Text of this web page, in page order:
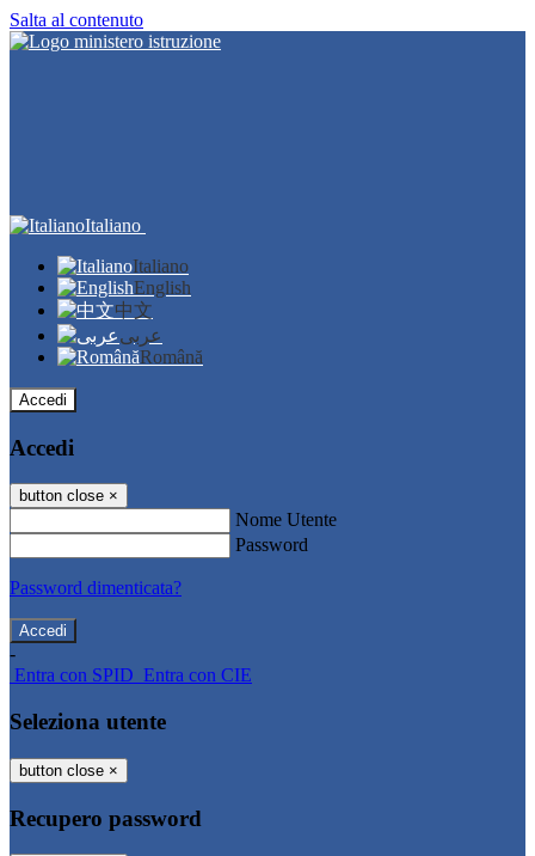
Salta al contenuto
Italiano
Italiano
English
中文
عربى
Română
Accedi
Accedi
button close ×
Nome Utente
Password
Password dimenticata?
-
Entra con SPID Entra con CIE
Seleziona utente
button close ×
Recupero password